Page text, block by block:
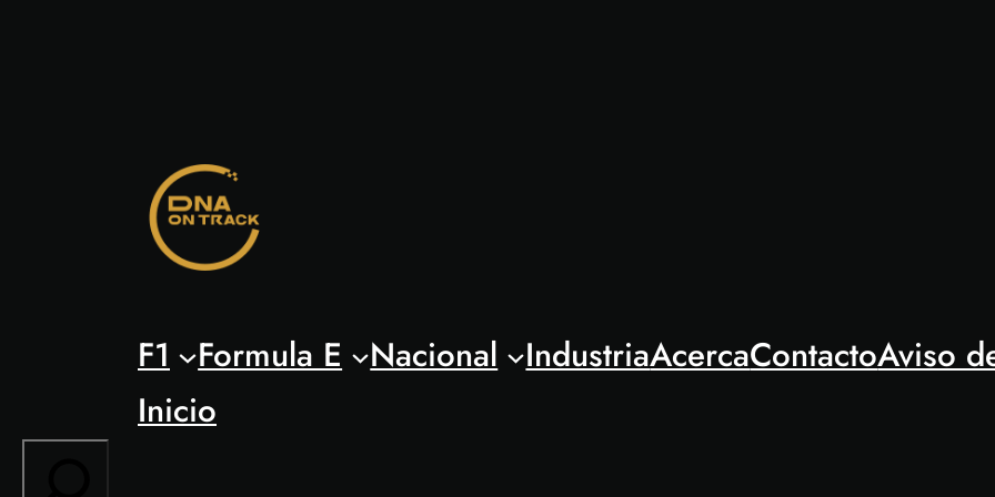
F1 Formula E Nacional IndustriaAcercaContactoAviso
Inicio